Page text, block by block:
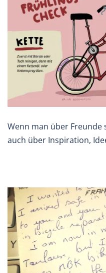
Wenn man über
auch über Inspiration,